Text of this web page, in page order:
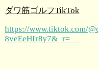
ダワ筋ゴルフTikTok
https://www.tiktok.com/
8veEeHIr8y7&_r=